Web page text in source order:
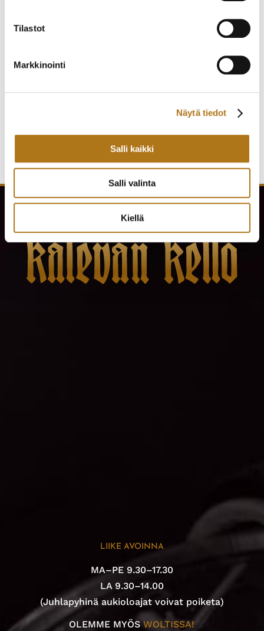
Tilastot
Markkinointi
Näytä tiedot
Salli kaikki
Salli valinta
Kiellä
ATMOSTIC-004
190,00€
CORUM-001
BUCKINGHAM
1 950,00€
LIIKE AVOINNA
MA–PE 9.30–17.30
LA 9.30–14.00
(Juhlapyhinä aukioloajat voivat poiketa)
OLEMME MYÖSWOLTISSA!